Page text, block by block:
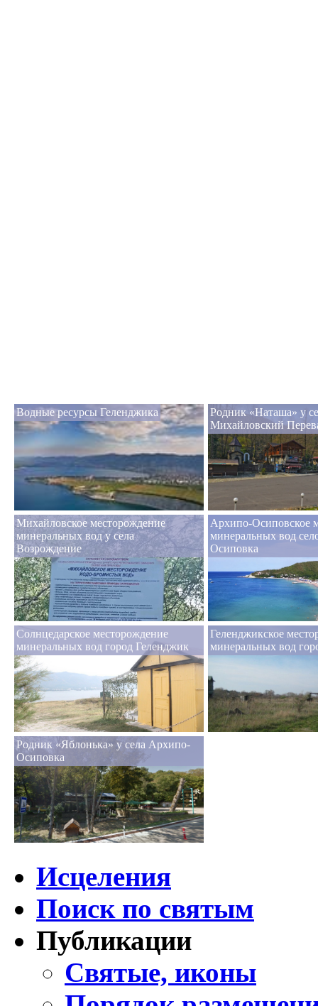
Водные ресурсы Геленджика
Родник «Наташа» у
Михайловский
Михайловское месторождение
минеральных вод у села
Возрождение
Архипо-Осиповское
минеральных вод
Осиповка
Солнцедарское месторождение
минеральных вод город Геленджик
Геленджикское
минеральных вод
Родник «Яблонька» у села Архипо-
Осиповка
Исцеления
Поиск по святым
Публикации
Святые, иконы